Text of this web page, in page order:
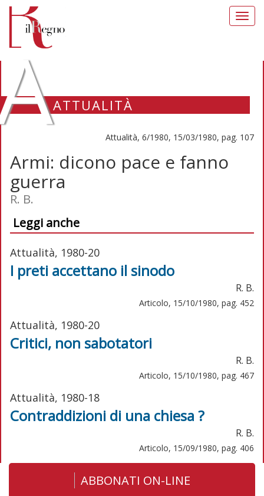
ATTUALITÀ
Attualità, 6/1980, 15/03/1980, pag. 107
Armi: dicono pace e fanno
guerra
R. B.
Leggi anche
Attualità, 1980-20
I preti accettano il sinodo
R. B.
Articolo, 15/10/1980, pag. 452
Attualità, 1980-20
Critici, non sabotatori
R. B.
Articolo, 15/10/1980, pag. 467
Attualità, 1980-18
Contraddizioni di una chiesa ?
R. B.
Articolo, 15/09/1980, pag. 406
ABBONATI ON-LINE